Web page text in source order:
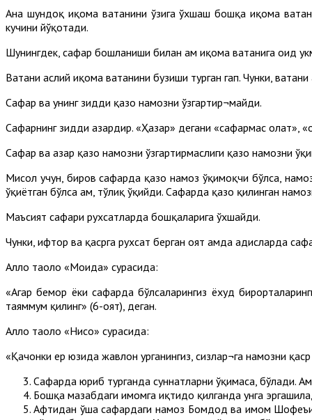
Ана шундоқ иқома ватанини ўзига ўхшаш бошқа иқома
кучини йўқотади.
Шунингдек, сафар бошланиши билан ҳам иқома ватанига оид
Ватани аслий иқома ватанини бузиши турган гап. Чунки,
Сафар ва унинг зидди қазо намозни ўзгартир¬майди.
Сафарнинг зидди ҳазардир. «Ҳазар» дегани «сафармас ҳолат»,
Сафар ва ҳазар қазо намозни ўзгартирмаслиги қазо намозни
Мисол учун, биров сафарда қазо намоз ўқимоқчи бўлса,
ўқиётган бўлса ҳам, тўлиқ ўқийди. Сафарда қазо қилинган
Маъсият сафари рухсатларда бошқаларига ўхшайди.
Чунки, ифтор ва қасрга рухсат берган оят ҳамда ҳадисларда
Аллоҳ таоло «Моида» сурасида:
«Агар бемор ёки сафарда бўлсаларингиз ёхуд
таяммум қилинг» (6-оят), деган.
Аллоҳ таоло «Нисо» сурасида:
«Қачонки ер юзида жавлон урганингиз, сизлар¬га намозни
Сафарда юриб турганда суннатларни ўқимаса, бўлади.
Бошқа мазҳабдаги имомга иқтидо қилганда унга
Афтидан ўша сафардаги намоз Бомдод ва имом Шофеъий